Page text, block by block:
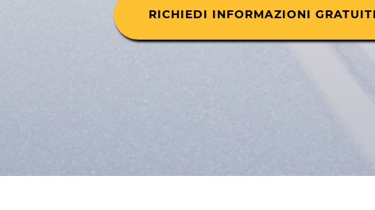
RICHIEDI INFORMAZIONI